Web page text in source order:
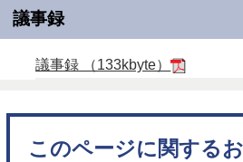
議事録
議事録 （133kbyte）
このページに関する